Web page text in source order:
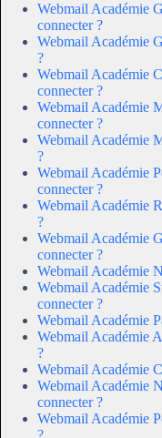
Webmail Académie
connecter ?
Webmail Académie
?
Webmail Académie
connecter ?
Webmail Académie
connecter ?
Webmail Académie
?
Webmail Académie
connecter ?
Webmail Académie
?
Webmail Académie
connecter ?
Webmail Académie
Webmail Académie
connecter ?
Webmail Académie
Webmail Académie
?
Webmail Académie
Webmail Académie
connecter ?
Webmail Académie